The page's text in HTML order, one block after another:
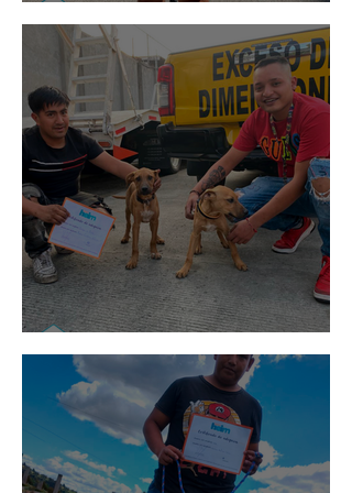
Rosa
Pedro Infante